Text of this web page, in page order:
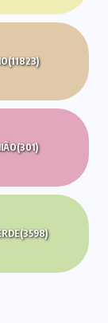
(11823)
(301)
(3598)